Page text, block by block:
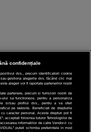
confidențiale
dvs., precum identificatorii cookie
gestiona alegerile dvs. făcând clic mai
alegeri vor fi raportate partenerilor noștri
partenere, precum si furnizorii nostri de
sa functioneze, pentru a personaliza
si/sau profilul dvs., pentru a va oferi
pe website. Beneficiati de drepturile
caracter personal. Aceste drepturi pot fi
acceptati folosirea tuturor Tehnologiilor de
informatiilor de catre Vendor-ii cu
puteti schimba preferintele in mod